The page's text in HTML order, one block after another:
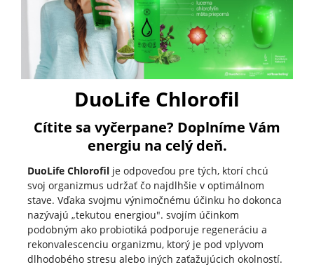
DuoLife Chlorofil
Cítite sa vyčerpane? Doplníme Vám
energiu na celý deň.
DuoLife Chlorofil je odpoveďou pre tých, ktorí chcú
svoj organizmus udržať čo najdlhšie v optimálnom
stave. Vďaka svojmu výnimočnému účinku ho dokonca
nazývajú „tekutou energiou". svojím účinkom
podobným ako probiotiká podporuje regeneráciu a
rekonvalescenciu organizmu, ktorý je pod vplyvom
dlhodobého stresu alebo iných zaťažujúcich okolností.